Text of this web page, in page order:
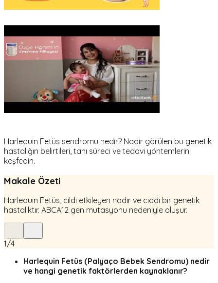
Harlequin Fetüs sendromu nedir? Nadir görülen bu genetik
hastalığın belirtileri, tanı süreci ve tedavi yöntemlerini
keşfedin.
Makale Özeti
Harlequin Fetüs, cildi etkileyen nadir ve ciddi bir genetik
hastalıktır. ABCA12 gen mutasyonu nedeniyle oluşur.
1/4
Harlequin Fetüs (Palyaço Bebek Sendromu) nedir
ve hangi genetik faktörlerden kaynaklanır?